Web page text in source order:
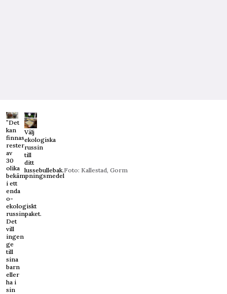
”Det
kan
finnas
rester
av
30
olika
bekämpningsmedel
i ett
enda
o-
ekologiskt
russinpaket.
Det
vill
ingen
ge
till
sina
barn
eller
ha i
sin
Välj
ekologiska
russin
till
ditt
lussebullebak.Foto: Kallestad, Gorm